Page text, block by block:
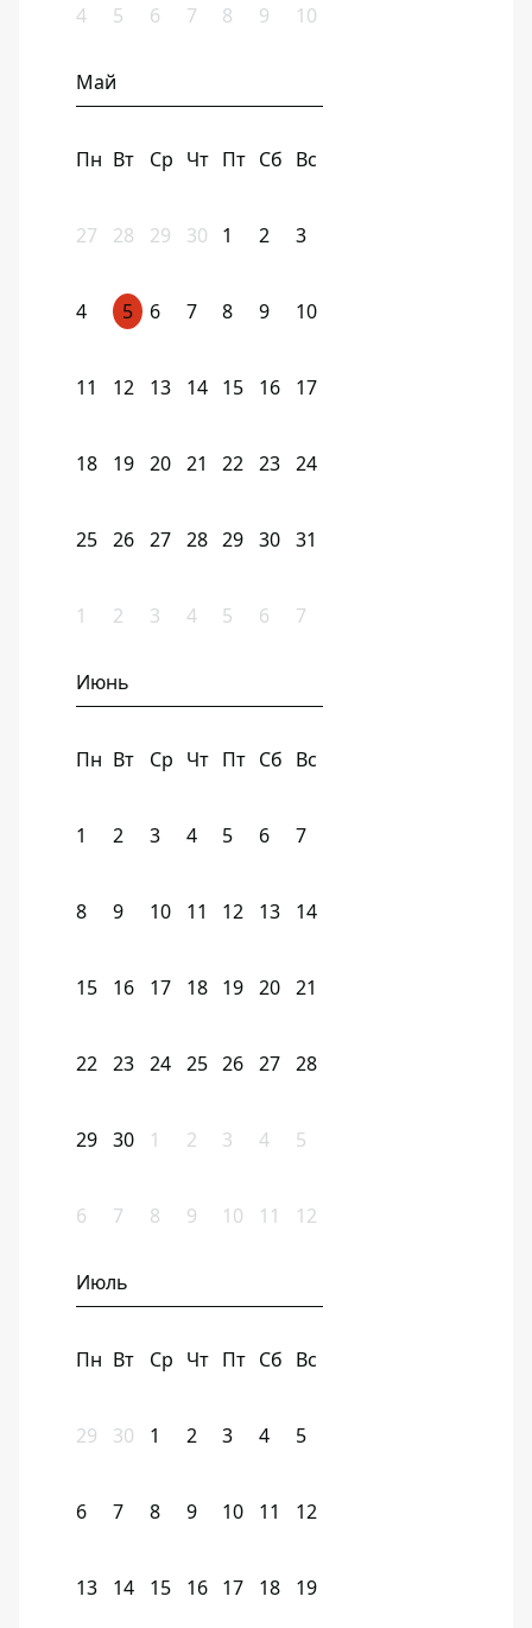
4 5 6 7 8 9 10
Май
Пн Вт Ср Чт Пт Сб Вс
27 28 29 30 1 2 3
4 5 6 7 8 9 10
11 12 13 14 15 16 17
18 19 20 21 22 23 24
25 26 27 28 29 30 31
1 2 3 4 5 6 7
Июнь
Пн Вт Ср Чт Пт Сб Вс
1 2 3 4 5 6 7
8 9 10 11 12 13 14
15 16 17 18 19 20 21
22 23 24 25 26 27 28
29 30 1 2 3 4 5
6 7 8 9 10 11 12
Июль
Пн Вт Ср Чт Пт Сб Вс
29 30 1 2 3 4 5
6 7 8 9 10 11 12
13 14 15 16 17 18 19